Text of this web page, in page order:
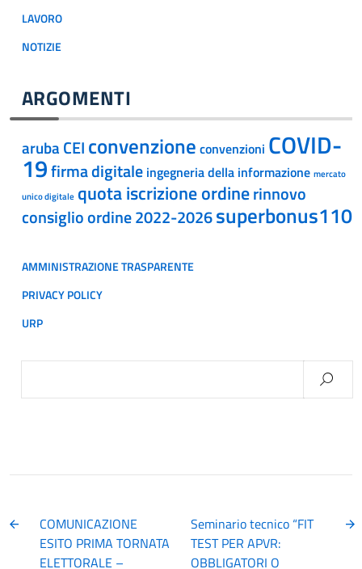
LAVORO
NOTIZIE
ARGOMENTI
aruba CEIconvenzione convenzioni COVID-
19firma digitale ingegneria della informazione mercato
unico digitale quota iscrizione ordinerinnovo
consiglio ordine 2022-2026superbonus110
AMMINISTRAZIONE TRASPARENTE
PRIVACY POLICY
URP
COMUNICAZIONE
ESITO PRIMA TORNATA
ELETTORALE –
Seminario tecnico “FIT
TEST PER APVR:
OBBLIGATORI O